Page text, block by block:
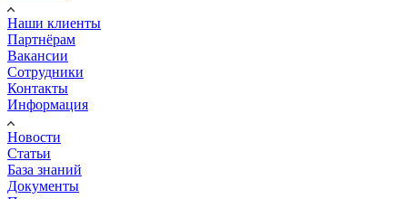
Наши клиенты
Партнёрам
Вакансии
Сотрудники
Контакты
Информация
Новости
Статьи
База знаний
Документы